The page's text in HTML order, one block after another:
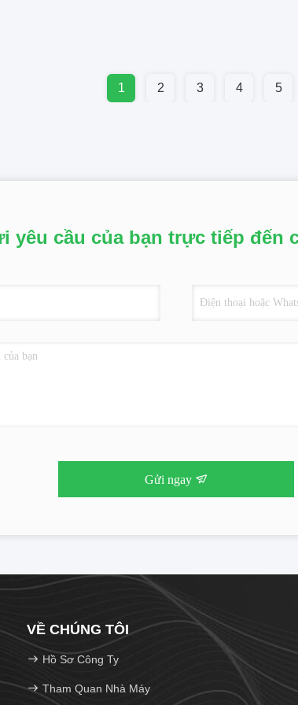
1 2 3 4 5
yêu cầu của bạn trực tiếp đến
Gửi ngay
VỀ CHÚNG TÔI
Hồ Sơ Công Ty
Tham Quan Nhà Máy